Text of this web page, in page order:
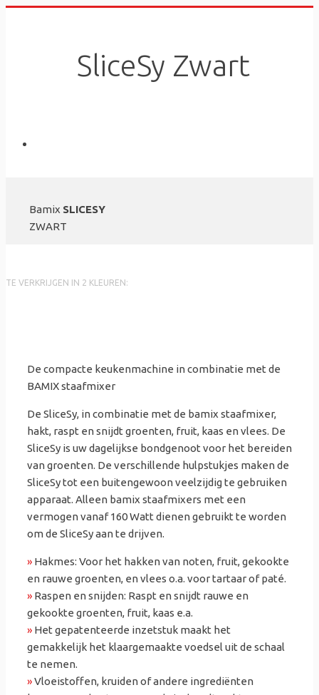
SliceSy Zwart
Bamix SLICESY
ZWART
TE VERKRIJGEN IN 2 KLEUREN:
De compacte keukenmachine in combinatie met de
BAMIX staafmixer
De SliceSy, in combinatie met de bamix staafmixer,
hakt, raspt en snijdt groenten, fruit, kaas en vlees. De
SliceSy is uw dagelijkse bondgenoot voor het bereiden
van groenten. De verschillende hulpstukjes maken de
SliceSy tot een buitengewoon veelzijdig te gebruiken
apparaat. Alleen bamix staafmixers met een
vermogen vanaf 160 Watt dienen gebruikt te worden
om de SliceSy aan te drijven.
» Hakmes: Voor het hakken van noten, fruit, gekookte
en rauwe groenten, en vlees o.a. voor tartaar of paté.
» Raspen en snijden: Raspt en snijdt rauwe en
gekookte groenten, fruit, kaas e.a.
» Het gepatenteerde inzetstuk maakt het
gemakkelijk het klaargemaakte voedsel uit de schaal
te nemen.
»Vloeistoffen, kruiden of andere ingrediënten